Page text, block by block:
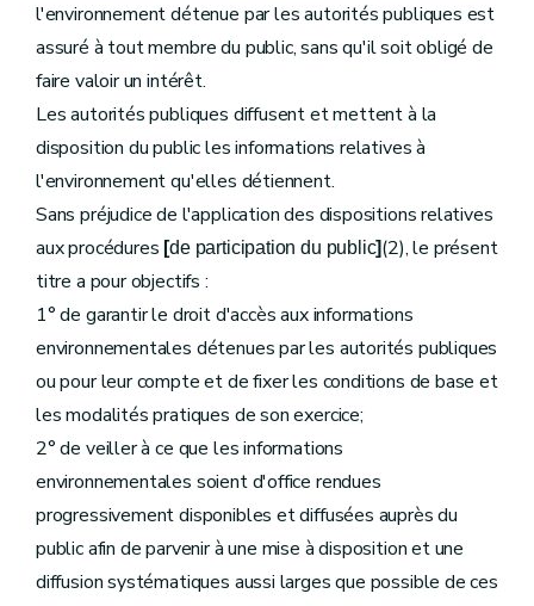
l'environnement détenue par les autorités publiques est
assuré à tout membre du public, sans qu'il soit obligé de
faire valoir un intérêt.
Les autorités publiques diffusent et mettent à la
disposition du public les informations relatives à
l'environnement qu'elles détiennent.
Sans préjudice de l'application des dispositions relatives
aux procédures[de participation du public](2), le présent
titre a pour objectifs :
1° de garantir le droit d'accès aux informations
environnementales détenues par les autorités publiques
ou pour leur compte et de fixer les conditions de base et
les modalités pratiques de son exercice;
2° de veiller à ce que les informations
environnementales soient d'office rendues
progressivement disponibles et diffusées auprès du
public afin de parvenir à une mise à disposition et une
diffusion systématiques aussi larges que possible de ces